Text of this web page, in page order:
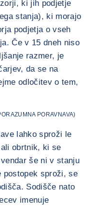
ki jih podjetje
stanja), ki morajo
podjetja o vseh
Če v 15 dneh niso
razmer, je
da se na
odločitev o tem,
PORAVNAVA)
lahko sproži le
obrtnik, ki se
še ni v stanju
postopek sproži, se
Sodišče nato
imenuje